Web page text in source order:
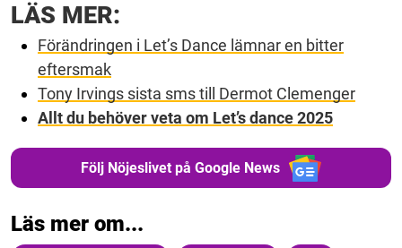
LÄS MER:
Förändringen i Let’s Dance lämnar en bitter
eftersmak
Tony Irvings sista sms till Dermot Clemenger
Allt du behöver veta om Let’s dance 2025
Följ Nöjeslivet på Google News
Läs mer om...